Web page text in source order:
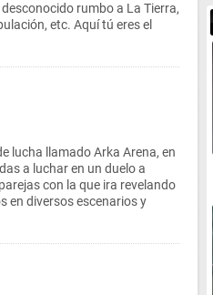
rumbo a La Tierra,
etc. Aquí tú eres el
lucha llamado Arka Arena, en
a luchar en un duelo a
con la que ira revelando
en diversos escenarios y